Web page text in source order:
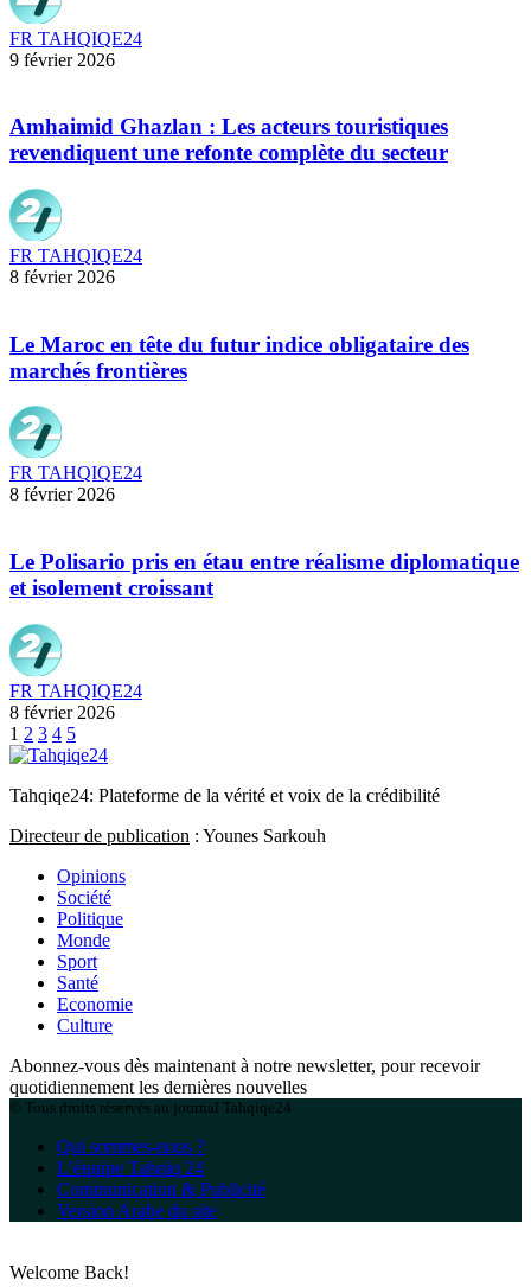
FR TAHQIQE24
9 février 2026
Amhaimid Ghazlan : Les acteurs touristiques
revendiquent une refonte complète du secteur
FR TAHQIQE24
8 février 2026
Le Maroc en tête du futur indice obligataire des
marchés frontières
FR TAHQIQE24
8 février 2026
Le Polisario pris en étau entre réalisme diplomatique
et isolement croissant
FR TAHQIQE24
8 février 2026
1 2 3 4 5
Tahqiqe24: Plateforme de la vérité et voix de la crédibilité
Directeur de publication : Younes Sarkouh
Opinions
Société
Politique
Monde
Sport
Santé
Economie
Culture
Abonnez-vous dès maintenant à notre newsletter, pour recevoir
quotidiennement les dernières nouvelles
© Tous droits réservés au journal Tahqiqe24
Qui sommes-nous ?
L’équipe Tahqiq 24
Communication & Publicité
Version Arabe du site
Welcome Back!